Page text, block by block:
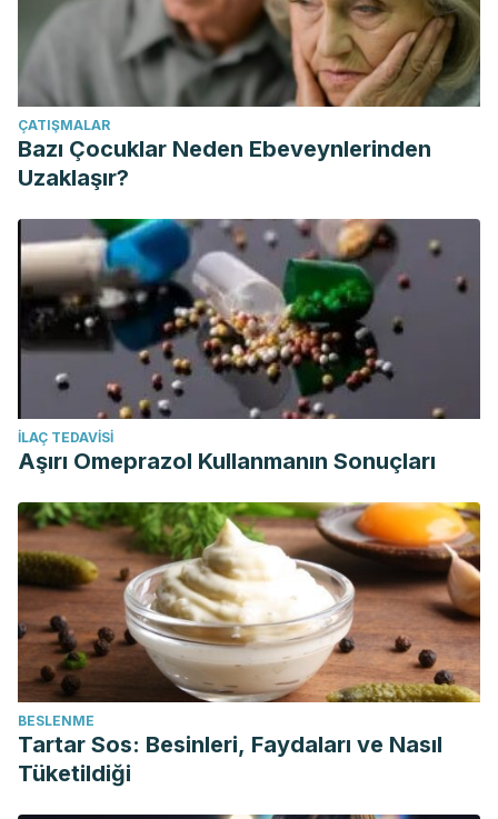
ÇATIŞMALAR
Bazı Çocuklar Neden Ebeveynlerinden
Uzaklaşır?
İLAÇ TEDAVISI
Aşırı Omeprazol Kullanmanın Sonuçları
BESLENME
Tartar Sos: Besinleri, Faydaları ve Nasıl
Tüketildiği